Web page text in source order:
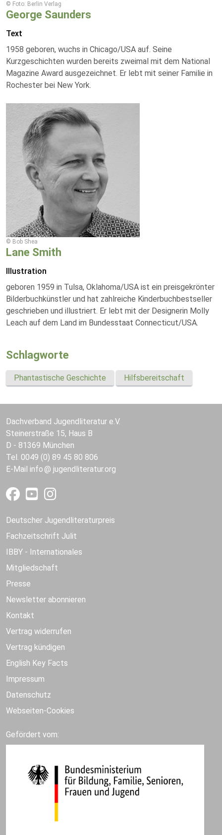
© Foto: Berlin Verlag
George Saunders
Text
1958 geboren, wuchs in Chicago/USA auf. Seine
Kurzgeschichten wurden bereits zweimal mit dem National
Magazine Award ausgezeichnet. Er lebt mit seiner Familie in
Rochester bei New York.
© Bob Shea
Lane Smith
Illustration
geboren 1959 in Tulsa, Oklahoma/USA ist ein preisgekrönter
Bilderbuchkünstler und hat zahlreiche Kinderbuchbestseller
geschrieben und illustriert. Er lebt mit der Designerin Molly
Leach auf dem Land im Bundesstaat Connecticut/USA.
Schlagworte
Phantastische Geschichte Hilfsbereitschaft
Dachverband Jugendliteratur e.V.
Steinerstraße 15, Haus B
D - 81369 München
Tel. 0049 (0) 89 45 80 806
E-Mail info jugendliteratur.org
Deutscher Jugendliteraturpreis
Fachzeitschrift Julit
IBBY - Internationales
Mitgliedschaft
Presse
Newsletter abonnieren
Kontakt
Vertrag widerrufen
Vertrag kündigen
English Key Facts
Impressum
Datenschutz
Webseiten-Cookies
Gefördert vom: